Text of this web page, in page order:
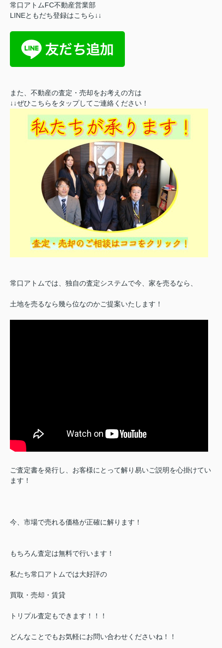
常口アトムFC不動産営業部
LINEともだち登録はこちら↓↓
また、不動産の査定・売却をお考えの方は
↓↓ぜひこちらをタップしてご連絡ください！
常口アトムでは、独自の査定システムで今、家を売るなら、
土地を売るなら幾ら位なのかご提案いたします！
ご査定書を発行し、お客様にとって解り易いご説明を心掛けてい
ます！
今、市場で売れる価格が正確に解ります！
もちろん査定は無料で行います！
私たち常口アトムでは大好評の
買取・売却・賃貸
トリプル査定もできます！！！
どんなことでもお気軽にお問い合わせくださいね！！